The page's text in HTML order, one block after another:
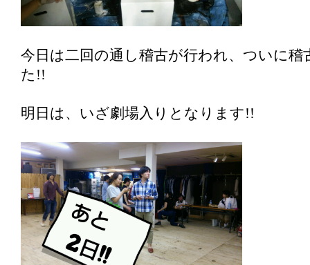
今日は二回の通し稽古が行われ、ついに稽
た!!
明日は、いざ劇場入りとなります!!